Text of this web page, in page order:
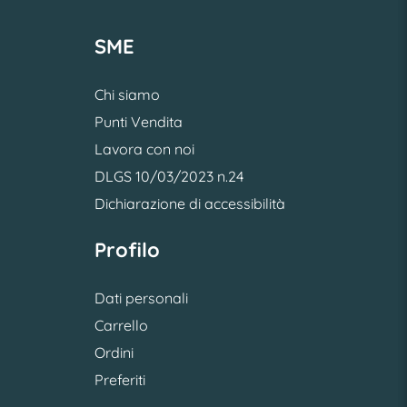
SME
Chi siamo
Punti Vendita
Lavora con noi
DLGS 10/03/2023 n.24
Dichiarazione di accessibilità
Profilo
Dati personali
Carrello
Ordini
Preferiti